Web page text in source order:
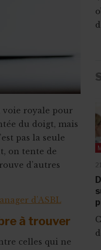
voie royale pour
du doigt, mais
pas la seule
on tente de
d’autres
d’ASBL
à trouver
celles qui ne